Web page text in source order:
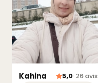
Kahina 5,0· 26 avis